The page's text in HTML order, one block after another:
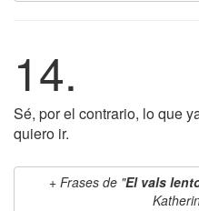
14.
Sé, por el contrario, lo que
quiero ir.
Frases de "El vals